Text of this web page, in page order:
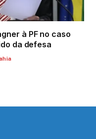
à PF no caso
da defesa